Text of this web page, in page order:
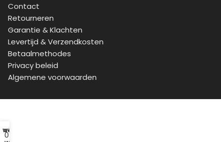
Contact
Retourneren
Garantie & Klachten
Levertijd & Verzendkosten
Betaalmethodes
Privacy beleid
Algemene voorwaarden
Winkel
Verlanglijst
0